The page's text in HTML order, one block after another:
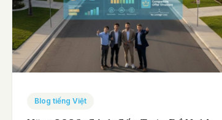
Blog tiếng Việt